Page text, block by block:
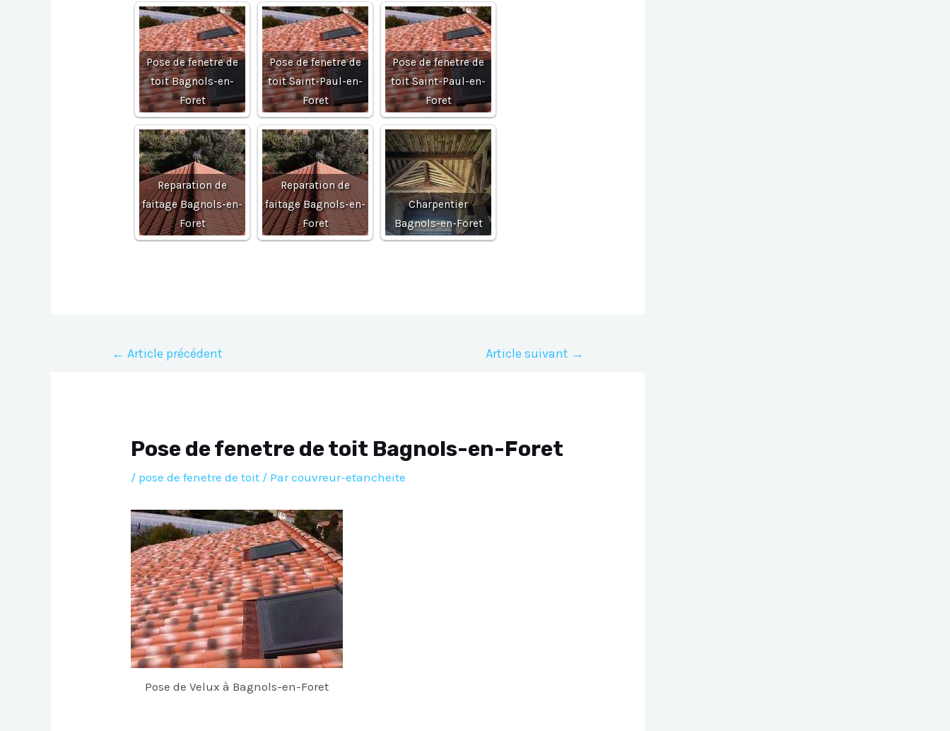
Pose de fenetre de
toit Bagnols-en-
Foret
Pose de fenetre de
toit Saint-Paul-en-
Foret
Pose de fenetre de
toit Saint-Paul-en-
Foret
Reparation de
faitage Bagnols-en-
Foret
Reparation de
faitage Bagnols-en-
Foret
Charpentier
Bagnols-en-Foret
Navigation
← Article précédent Article suivant →
Pose de fenetre de toit Bagnols-en-Foret
/ pose de fenetre de toit / Parcouvreur-etancheite
Pose de Velux à Bagnols-en-Foret